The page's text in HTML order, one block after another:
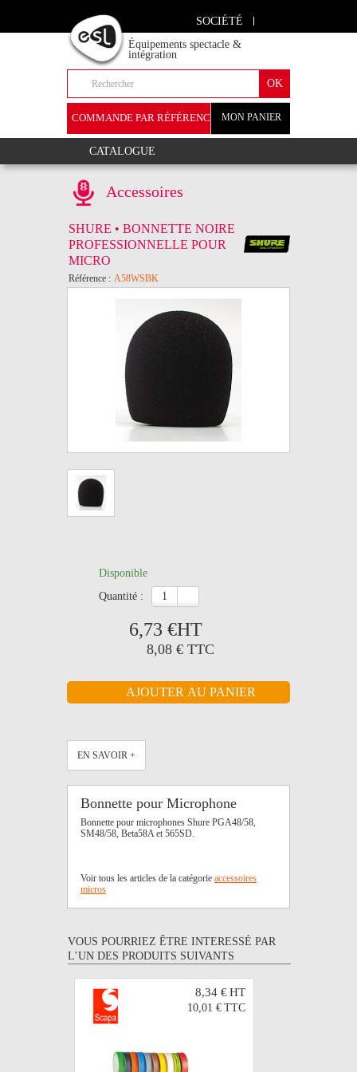
SOCIÉTÉ
Équipements spectacle &
intégration
MON PANIER
COMMANDE PAR RÉFÉRENCE
CATALOGUE
Accessoires
SHURE • BONNETTE NOIRE
PROFESSIONNELLE POUR
MICRO
Référence : A58WSBK
Disponible
quantité :
6,73 €HT
8,08 € TTC
EN SAVOIR +
Bonnette pour Microphone
Bonnette pour microphones Shure PGA48/58,
SM48/58, Beta58A et 565SD.
Voir tous les articles de la catégorie accessoires
micros
VOUS POURRIEZ ÊTRE INTERESSÉ PAR
L’UN DES PRODUITS SUIVANTS
8,34 €HT
10,01 € TTC